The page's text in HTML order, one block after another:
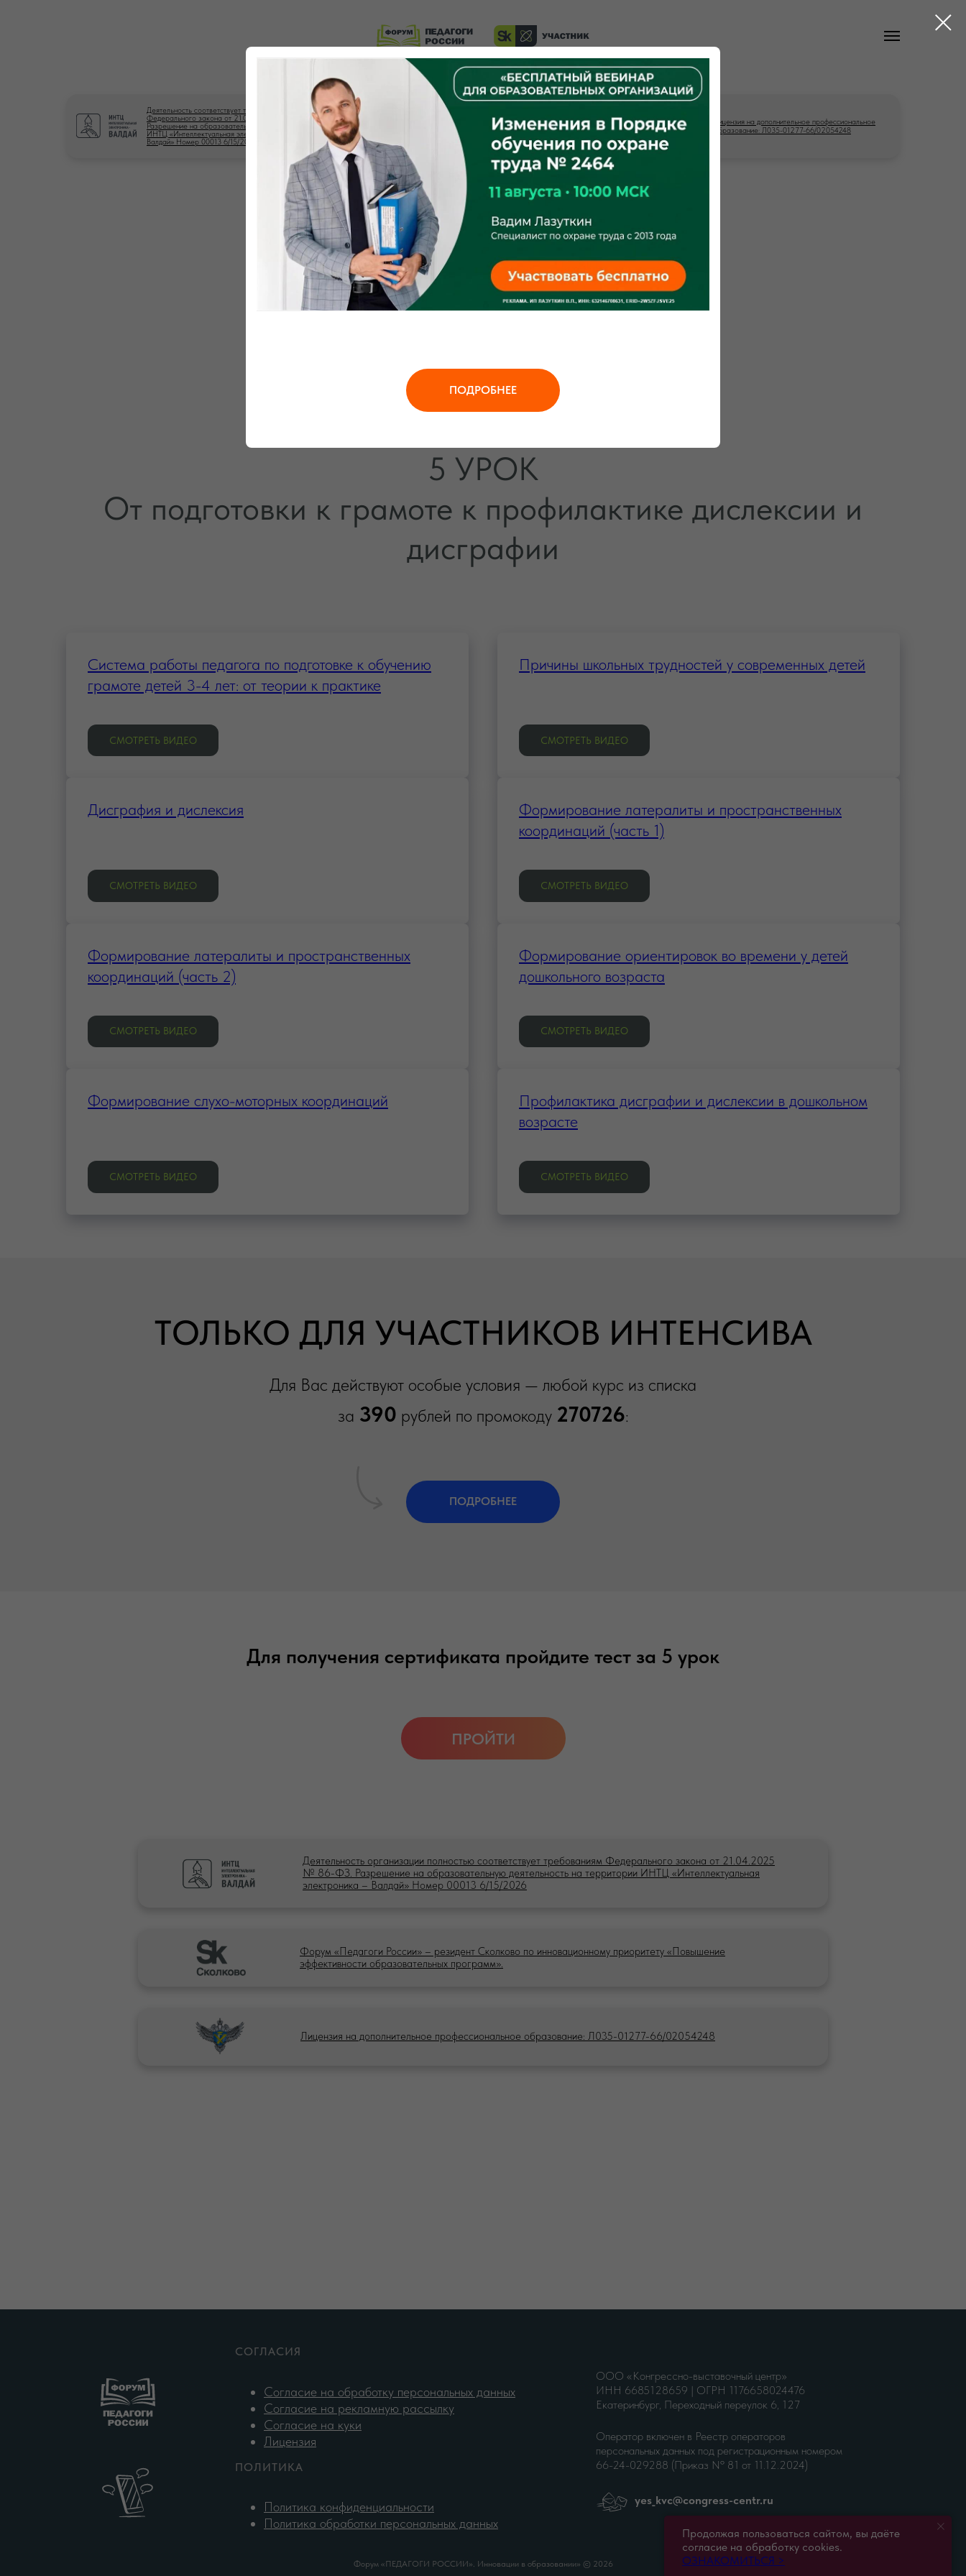
Резидент Сколково по инновационному приоритету
«Повышение эффективности образовательных
программ».
Лицензия на дополнительное профессиональное
образование: Л035-01277-66/02054248
Деятельность соответствует требованиям
Федерального закона от 21.04.2025 № 86-ФЗ.
Разрешение на образовательную деятельность
ИНТЦ «Интеллектуальная электроника -
Валдай» Номер 00013 6/15/2026
ПОДРОБНЕЕ
5 УРОК
От подготовки к грамоте к профилактике дислексии и
дисграфии
Система работы педагога по подготовке к обучению
грамоте детей 3-4 лет: от теории к практике
СМОТРЕТЬ ВИДЕО
Причины школьных трудностей у современных детей
СМОТРЕТЬ ВИДЕО
Дисграфия и дислексия
СМОТРЕТЬ ВИДЕО
Формирование латералиты и пространственных
координаций (часть 1)
СМОТРЕТЬ ВИДЕО
Формирование латералиты и пространственных
координаций (часть 2)
СМОТРЕТЬ ВИДЕО
Формирование ориентировок во времени у детей
дошкольного возраста
СМОТРЕТЬ ВИДЕО
Формирование слухо-моторных координаций
СМОТРЕТЬ ВИДЕО
Профилактика дисграфии и дислексии в дошкольном
возрасте
СМОТРЕТЬ ВИДЕО
ТОЛЬКО ДЛЯ УЧАСТНИКОВ ИНТЕНСИВА
Для Вас действуют особые условия — любой курс из списка
за 390 рублей по промокоду 270726:
ПОДРОБНЕЕ
Для получения сертификата пройдите тест за 5 урок
ПРОЙТИ
Лицензия на дополнительное профессиональное образование: Л035-01277-66/02054248
Форум «Педагоги России» – резидент Сколково по инновационному приоритету «Повышение
эффективности образовательных программ».
Деятельность организации полностью соответствует требованиям Федерального закона от 21.04.2025
№ 86-ФЗ. Разрешение на образовательную деятельность на территории ИНТЦ «Интеллектуальная
электроника – Валдай» Номер 00013 6/15/2026
Форум «ПЕДАГОГИ РОССИИ». Инновации в образовании» © 2026
Политика конфиденциальности
Политика обработки персональных данных
ООО «Конгрессно-выставочный центр»
ИНН 6685128659 | ОГРН 1176658024476
Екатеринбург, Переходный переулок 6, 127
Оператор включен в Реестр операторов
персональных данных под регистрационным номером
66-24-029288 (Приказ Nº 81 от 11.12.2024)
yes_kvc@congress-centr.ru
ПОЛИТИКА
Согласие на обработку персональных данных
Согласие на рекламную рассылку
Согласие на куки
Лицензия
СОГЛАСИЯ
Продолжая пользоваться сайтом, вы даёте
согласие на обработку cookies.
ОЗНАКОМИТЬСЯ >